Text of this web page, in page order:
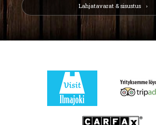
Lahjatavarat & sisustus